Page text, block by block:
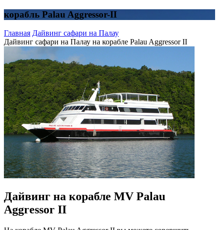
корабль Palau Aggressor-II
Главная Дайвинг сафари на Палау
Дайвинг сафари на Палау на корабле Palau Aggressor II
Дайвинг на корабле MV Palau
Aggressor II